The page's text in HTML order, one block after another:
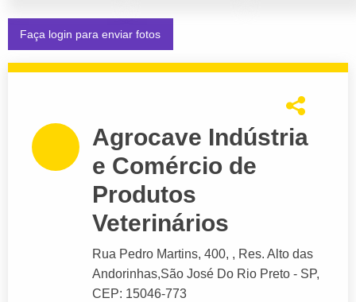
Faça login para enviar fotos
Agrocave Indústria
e Comércio de
Produtos
Veterinários
Rua Pedro Martins, 400, , Res. Alto das
Andorinhas,São José Do Rio Preto - SP,
CEP: 15046-773